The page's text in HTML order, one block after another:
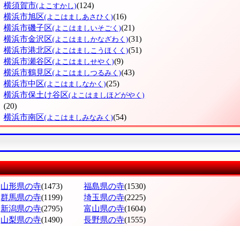
横須賀市(よこすかし)(124)
横浜市旭区(よこはましあさひく)(16)
横浜市磯子区(よこはましいそごく)(21)
横浜市金沢区(よこはましかなざわく)(31)
横浜市港北区(よこはましこうほくく)(51)
横浜市瀬谷区(よこはましせやく)(9)
横浜市鶴見区(よこはましつるみく)(43)
横浜市中区(よこはましなかく)(25)
横浜市保土け谷区(よこはましほどがやく)
(20)
横浜市南区(よこはましみなみく)(54)
山形県の寺(1473) 福島県の寺(1530)
群馬県の寺(1199) 埼玉県の寺(2225)
新潟県の寺(2795) 富山県の寺(1604)
山梨県の寺(1490) 長野県の寺(1555)